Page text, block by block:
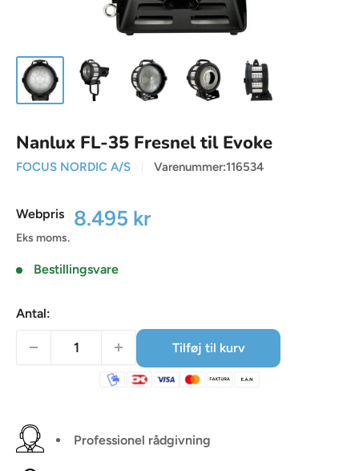
Nanlux FL-35 Fresnel til Evoke
FOCUS NORDIC A/S Varenummer:116534
Webpris Udsalgspris
8.495 kr
Eks moms.
Bestillingsvare
Antal:
Tilføj til kurv
Professionel rådgivning